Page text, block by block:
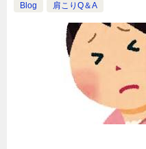
Blog
肩こりQ＆A